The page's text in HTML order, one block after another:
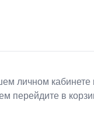
личном
перейдите в